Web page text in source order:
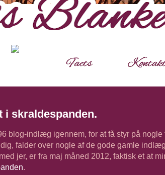
i skraldespanden.
blog-indlæg igennem, for at få styr på nogle
falder over nogle af de gode gamle
jer, er fra maj måned 2012, faktisk et at
.